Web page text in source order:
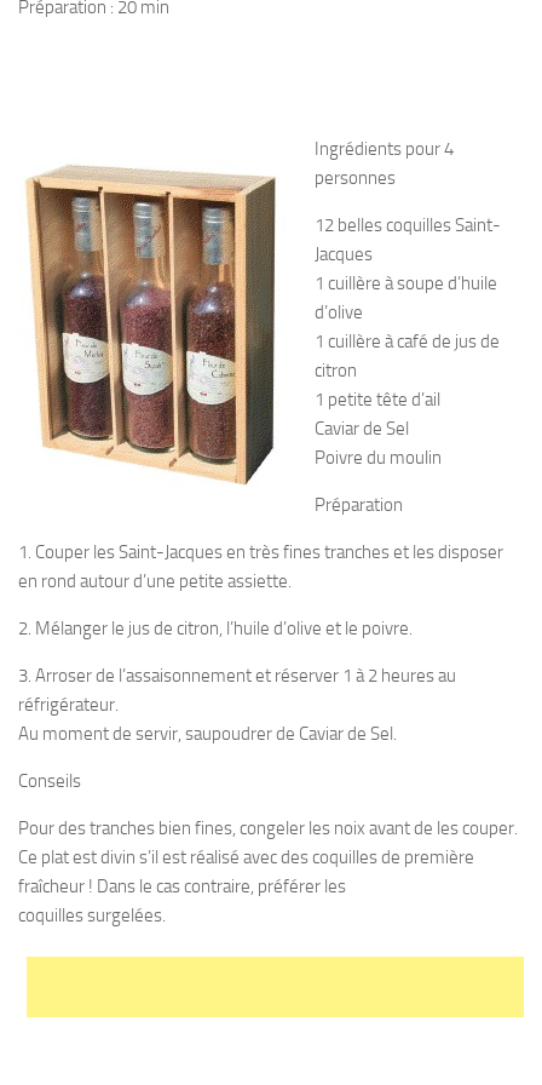
Préparation : 20 min
Ingrédients pour 4
personnes
12 belles coquilles Saint-
Jacques
1 cuillère à soupe d’huile
d’olive
1 cuillère à café de jus de
citron
1 petite tête d’ail
Caviar de Sel
Poivre du moulin
Préparation
1. Couper les Saint-Jacques en très fines tranches et les disposer
en rond autour d’une petite assiette.
2. Mélanger le jus de citron, l’huile d’olive et le poivre.
3. Arroser de l’assaisonnement et réserver 1 à 2 heures au
réfrigérateur.
Au moment de servir, saupoudrer de Caviar de Sel.
Conseils
Pour des tranches bien fines, congeler les noix avant de les couper.
Ce plat est divin s’il est réalisé avec des coquilles de première
fraîcheur ! Dans le cas contraire, préférer les
coquilles surgelées.